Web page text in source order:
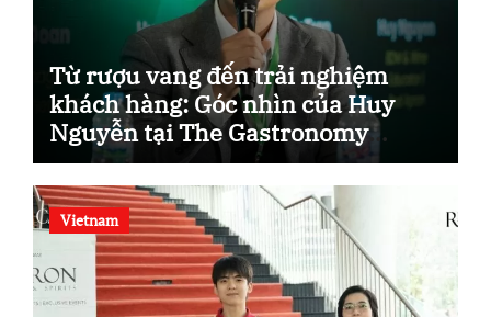
Từ rượu vang đến trải nghiệm
khách hàng: Góc nhìn của Huy
Nguyễn tại The Gastronomy
Blueprint.
Vietnam